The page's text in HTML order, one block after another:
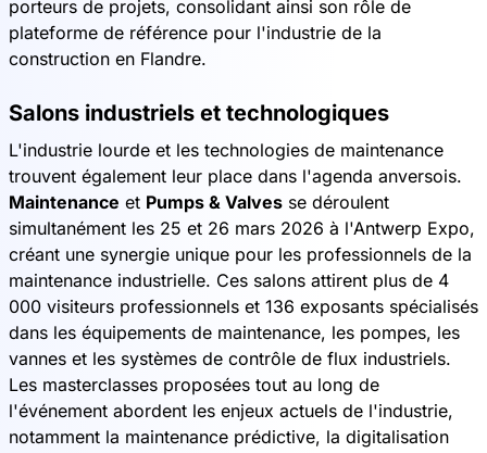
porteurs de projets, consolidant ainsi son rôle de
plateforme de référence pour l'industrie de la
construction en Flandre.
Salons industriels et technologiques
L'industrie lourde et les technologies de maintenance
trouvent également leur place dans l'agenda anversois.
Maintenance et Pumps & Valves se déroulent
simultanément les 25 et 26 mars 2026 à l'Antwerp Expo,
créant une synergie unique pour les professionnels de la
maintenance industrielle. Ces salons attirent plus de 4
000 visiteurs professionnels et 136 exposants spécialisés
dans les équipements de maintenance, les pompes, les
vannes et les systèmes de contrôle de flux industriels.
Les masterclasses proposées tout au long de
l'événement abordent les enjeux actuels de l'industrie,
notamment la maintenance prédictive, la digitalisation